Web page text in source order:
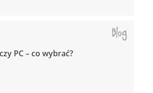
PC – co wybrać?